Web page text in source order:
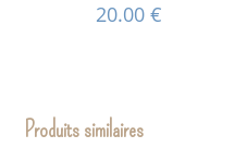
20.00 €
Produits similaires